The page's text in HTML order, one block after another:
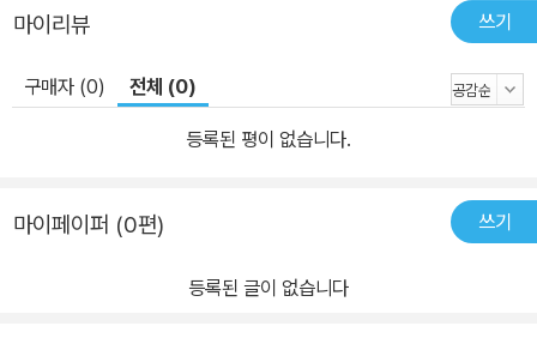
마이리뷰 쓰기
구매자 (0) 전체 (0)
등록된 평이 없습니다.
마이페이퍼 (0편) 쓰기
등록된 글이 없습니다